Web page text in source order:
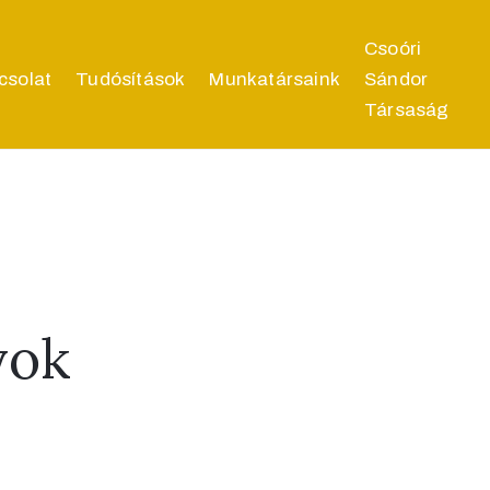
Tudósítások Munkatársaink
Csoóri
Sándor
Társaság